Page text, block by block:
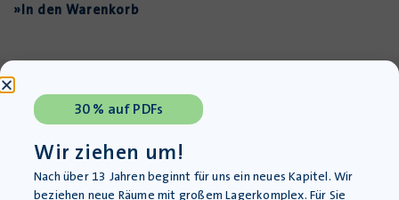
»In den Warenkorb
30 % auf PDFs
Wir ziehen um!
Nach über 13 Jahren beginnt für uns ein neues Kapitel. Wir
beziehen neue Räume mit großem Lagerkomplex. Für Sie